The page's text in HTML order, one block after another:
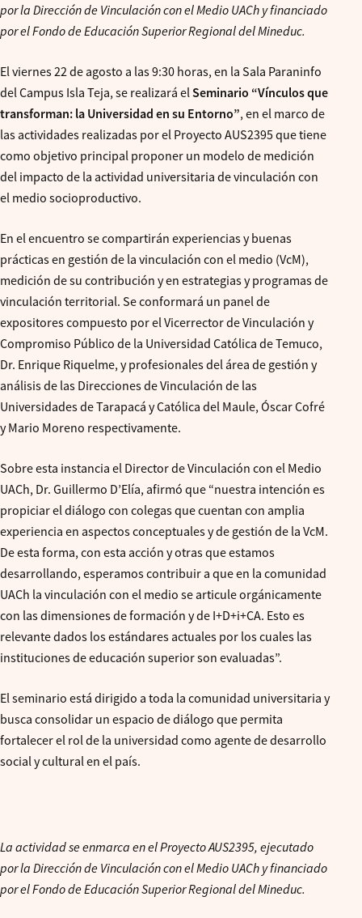
por la Dirección de Vinculación con el Medio UACh y financiado
por el Fondo de Educación Superior Regional del Mineduc.
El viernes 22 de agosto a las 9:30 horas, en la Sala Paraninfo
del Campus Isla Teja, se realizará el Seminario “Vínculos que
transforman: la Universidad en su Entorno”, en el marco de
las actividades realizadas por el Proyecto AUS2395 que tiene
como objetivo principal proponer un modelo de medición
del impacto de la actividad universitaria de vinculación con
el medio socioproductivo.
En el encuentro se compartirán experiencias y buenas
prácticas en gestión de la vinculación con el medio (VcM),
medición de su contribución y en estrategias y programas de
vinculación territorial. Se conformará un panel de
expositores compuesto por el Vicerrector de Vinculación y
Compromiso Público de la Universidad Católica de Temuco,
Dr. Enrique Riquelme, y profesionales del área de gestión y
análisis de las Direcciones de Vinculación de las
Universidades de Tarapacá y Católica del Maule, Óscar Cofré
y Mario Moreno respectivamente.
Sobre esta instancia el Director de Vinculación con el Medio
UACh, Dr. Guillermo D’Elía, afirmó que “nuestra intención es
propiciar el diálogo con colegas que cuentan con amplia
experiencia en aspectos conceptuales y de gestión de la VcM.
De esta forma, con esta acción y otras que estamos
desarrollando, esperamos contribuir a que en la comunidad
UACh la vinculación con el medio se articule orgánicamente
con las dimensiones de formación y de I+D+i+CA. Esto es
relevante dados los estándares actuales por los cuales las
instituciones de educación superior son evaluadas”.
El seminario está dirigido a toda la comunidad universitaria y
busca consolidar un espacio de diálogo que permita
fortalecer el rol de la universidad como agente de desarrollo
social y cultural en el país.
La actividad se enmarca en el Proyecto AUS2395, ejecutado
por la Dirección de Vinculación con el Medio UACh y financiado
por el Fondo de Educación Superior Regional del Mineduc.